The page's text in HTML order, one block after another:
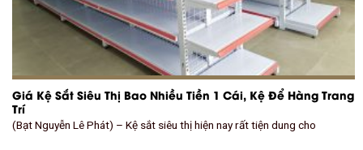
Giá Kệ Sắt Siêu Thị Bao Nhiều Tiền 1 Cái, Kệ Để Hàng Trang
Trí
(Bạt Nguyễn Lê Phát) – Kệ sắt siêu thị hiện nay rất tiện dung cho